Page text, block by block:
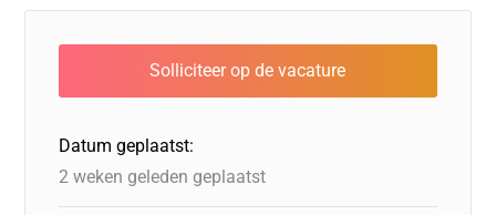
e
b
o
o
k
e
dI
n
o
d
o
n
a
d
s
s
A
p
l
Datum geplaatst:
2 weken geleden geplaatst